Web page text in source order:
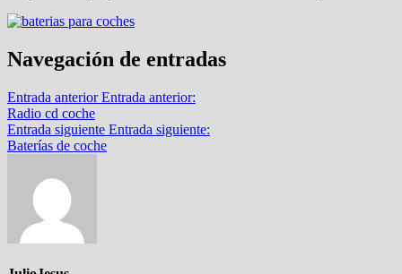
Navegación de entradas
Entrada anterior Entrada anterior:
Radio cd coche
Entrada siguiente Entrada siguiente:
Baterías de coche